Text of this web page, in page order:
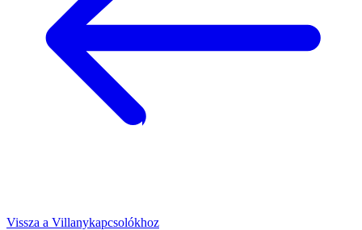
Vissza a Villanykapcsolókhoz